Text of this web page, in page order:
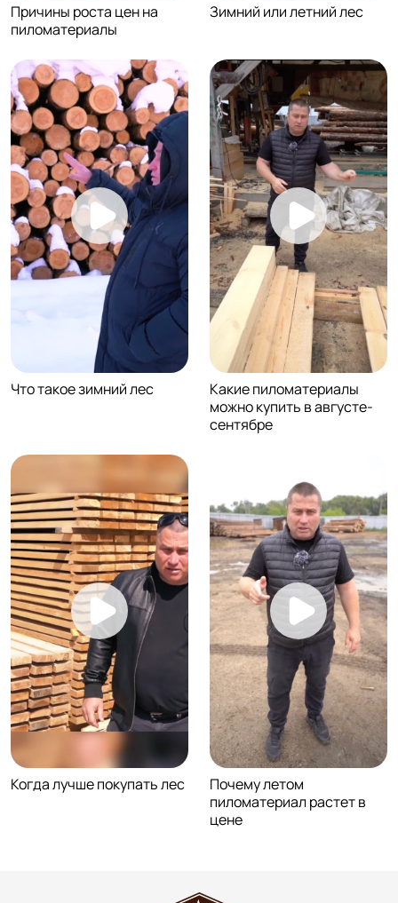
Причины роста цен на
пиломатериалы
Зимний или летний лес
Что такое зимний лес
Какие пиломатериалы
можно купить в августе-
сентябре
Когда лучше покупать лес
Почему летом
пиломатериал растет в
цене